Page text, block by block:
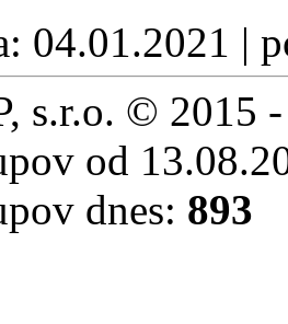
04.01.2021 |
s.r.o. © 2015
od
dnes: 893